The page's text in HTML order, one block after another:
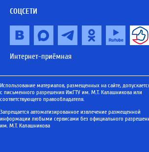
СОЦСЕТИ
Интернет-приёмная
Использование материалов, размещенных на сайте,
с письменного разрешения ИжГТУ им. М.Т. Калашникова или
соответствующего правообладателя.
Запрещается автоматизированное извлечение размещенной
информации любыми сервисами без официального
им. М.Т. Калашникова